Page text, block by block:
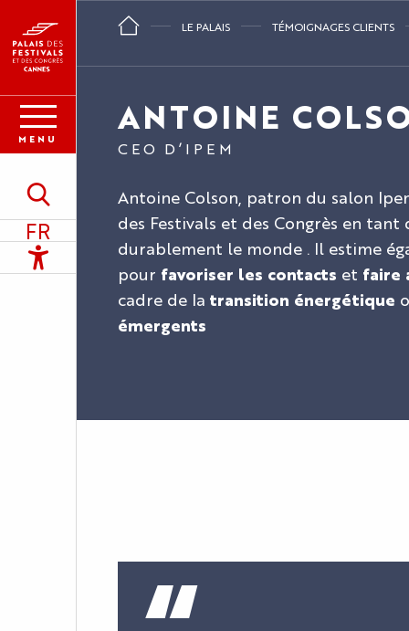
contenu
principal
Accessibilité
Recherche
FR
MENU
LE PALAIS TÉMOIGNAGES CLIENTS
ANTOINE
CEO D’IPEM
Antoine Colson, patron du salon
des Festivals et des Congrès en tant
durablement le monde . Il estime
pour favoriser les contacts et faire
cadre de la transition énergétique
émergents